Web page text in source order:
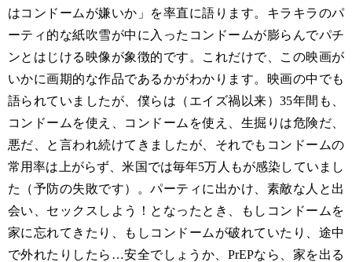
はコンドームが嫌いか」を率直に語ります。キラキラのパ
ーティ的な紙吹雪が中に入ったコンドームが膨らんでパチ
ンとはじける映像が象徴的です。これだけで、この映画が
いかに画期的な作品であるかがわかります。映画の中でも
語られていましたが、僕らは（エイズ禍以来）35年間も、
コンドームを使え、コンドームを使え、生掘りは危険だ、
悪だ、と言われ続けてきましたが、それでもコンドームの
常用率は上がらず、米国では毎年5万人もが感染していまし
た（予防の失敗です）。パーティに出かけ、素敵な人と出
会い、セックスしよう！となったとき、もしコンドームを
家に忘れてきたり、もしコンドームが破れていたり、途中
で外れたりしたら…安全でしょうか、PrEPなら、家を出る